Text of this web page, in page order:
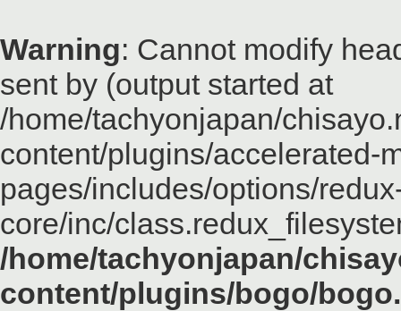
Warning: Cannot modify
sent by (output started at
/home/tachyonjapan/
content/plugins/accelerated-
pages/includes/options/
core/inc/
/home/tachyonjapan/
content/plugins/bogo/